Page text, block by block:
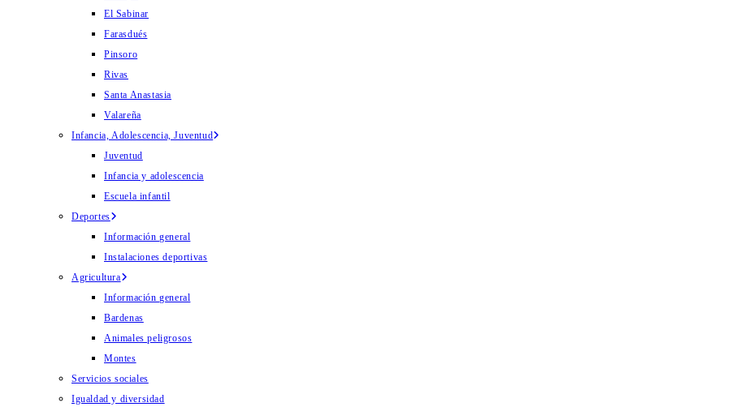
El Sabinar
Farasdués
Pinsoro
Rivas
Santa Anastasia
Valareña
Infancia, Adolescencia, Juventud
Juventud
Infancia y adolescencia
Escuela infantil
Deportes
Información general
Instalaciones deportivas
Agricultura
Información general
Bardenas
Animales peligrosos
Montes
Servicios sociales
Igualdad y diversidad